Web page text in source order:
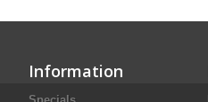
Information